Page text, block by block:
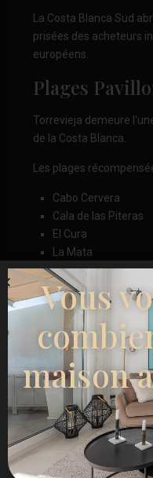
La Costa Blanca Sud
prisées des acheteurs
européens.
Plages
Torrevieja demeure
de la Costa Blanca.
Les plages
Cabo Cervera
Cala de las Piteras
El Cura
La Mata
Los Locos
Los Náufragos
La combinaison de
méditerranéen
international.
Plages
Guardamar
Guardamar del Segura
reconnues :
Vous
maison